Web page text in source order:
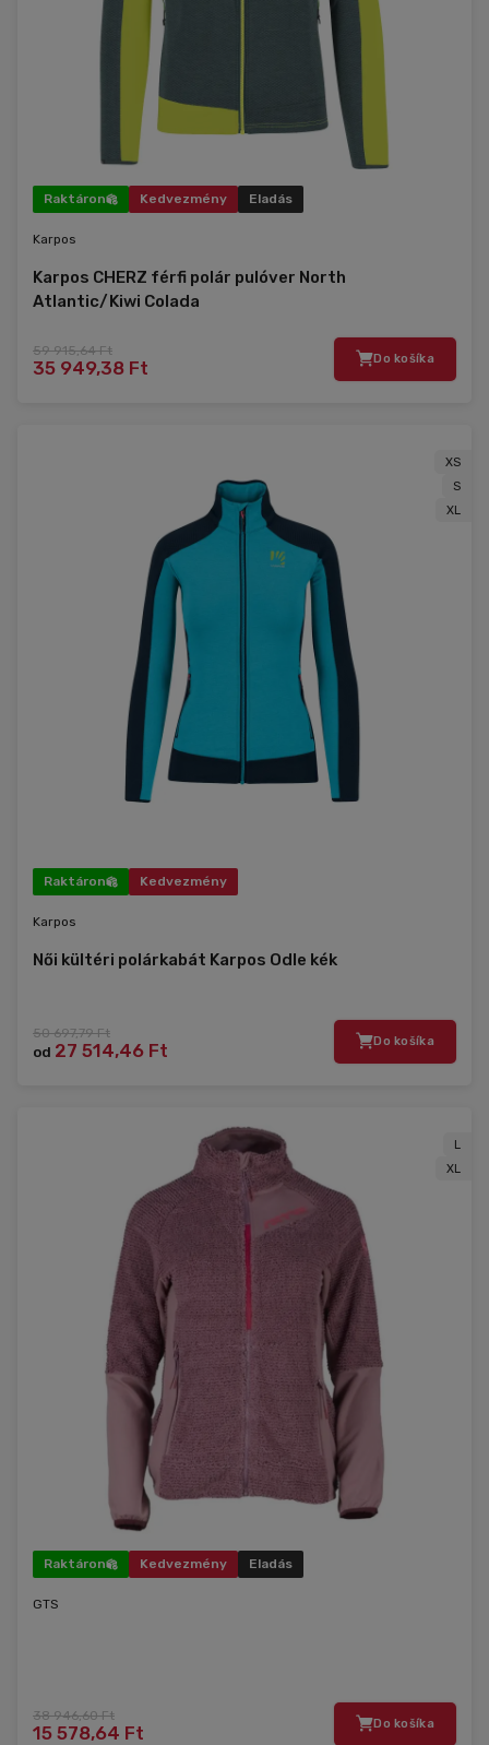
Raktáron Kedvezmény Eladás
Karpos
Karpos CHERZ férfi polár pulóver North
Atlantic/Kiwi Colada
59 915,64 Ft
35 949,38 Ft Do košíka
XS
S
XL
Raktáron Kedvezmény
Karpos
Női kültéri polárkabát Karpos Odle kék
50 697,79 Ft
od 27 514,46 Ft Do košíka
L
XL
Raktáron Kedvezmény Eladás
GTS
38 946,60 Ft
15 578,64 Ft Do košíka